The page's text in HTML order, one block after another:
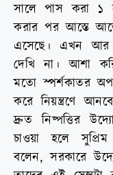
সালে পাস করা
করার পর আস্তে
এসেছে। এখন আর
দেখি না। আশা
মতো স্পর্শকাতর
করে নিয়ন্ত্রণে
দ্রুত নিষ্পত্তির
চাওয়া হলে
বলেন, সরকারে